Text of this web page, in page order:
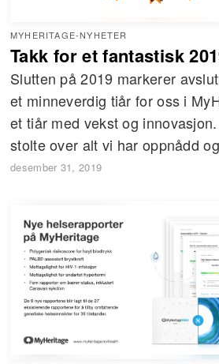
MYHERITAGE-NYHETER
Takk for et fantastisk
Slutten på 2019 markerer
et minneverdig tiår for oss i
et tiår med vekst og
stolte over alt vi har oppnådd
desember 31, 2019